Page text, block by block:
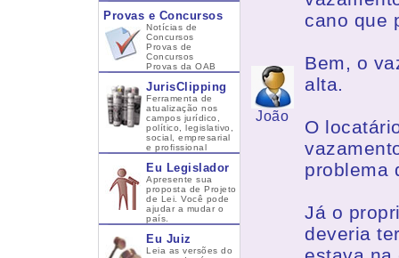
Provas e Concursos
Notícias de
Concursos
Provas de
Concursos
Provas da OAB
JurisClipping
Ferramenta de
atualização nos
campos jurídico,
político, legislativo,
social, empresarial
e profissional
Eu Legislador
Apresente sua
proposta de Projeto
de Lei. Você pode
ajudar a mudar o
país.
Eu Juiz
Leia as versões do
João
cano que
Bem, o
alta.
O
problema
Já o
deveria